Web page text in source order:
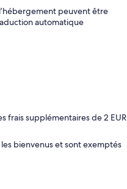
peuvent être
automatique
frais supplémentaires de 2 EUR
bienvenus et sont exemptés